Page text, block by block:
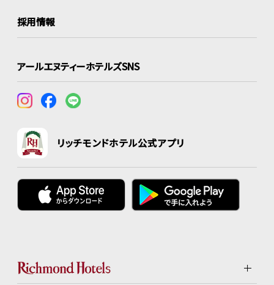
採用情報
アールエヌティーホテルズSNS
リッチモンドホテル公式アプリ